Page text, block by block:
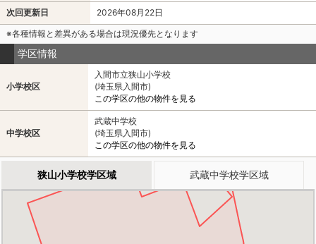
次回更新日
2026年08月22日
※各種情報と差異がある場合は現況優先となります
学区情報
小学校区
入間市立狭山小学校
(埼玉県入間市)
この学区の他の物件を見る
中学校区
武蔵中学校
(埼玉県入間市)
この学区の他の物件を見る
狭山小学校学区域 武蔵中学校学区域